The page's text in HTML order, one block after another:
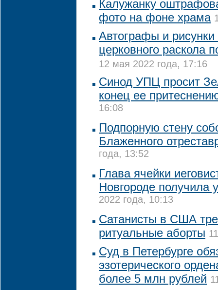
Калужанку
фото на фоне храма
Автографы и
церковного раскола
12 мая 2022 года, 17:16
Синод УПЦ просит
конец ее
16:08
Подпорную стену
Блаженного
года, 13:52
Глава ячейки
Новгороде получила
2022 года, 10:13
Сатанисты в США
ритуальные аборты
Суд в Петербурге
эзотерического
более 5 млн рублей